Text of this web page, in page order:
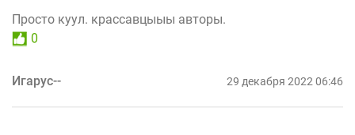
Просто куул. крассавцыыы авторы.
0
Игарус-- 29 декабря 2022 06:46